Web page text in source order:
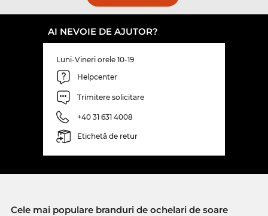
AI NEVOIE DE AJUTOR?
Luni-Vineri orele 10-19
Helpcenter
Trimitere solicitare
+40 31 631 4008
Etichetă de retur
Cele mai populare branduri de ochelari de soare